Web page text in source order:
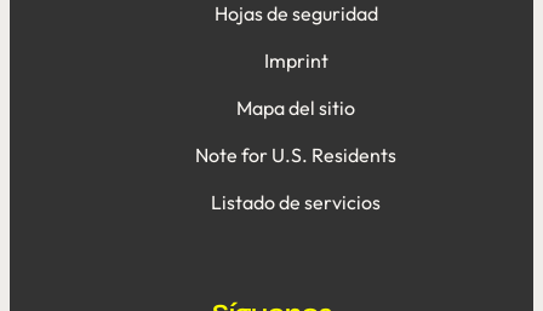
Hojas de seguridad
Imprint
Mapa del sitio
Note for U.S. Residents
Listado de servicios